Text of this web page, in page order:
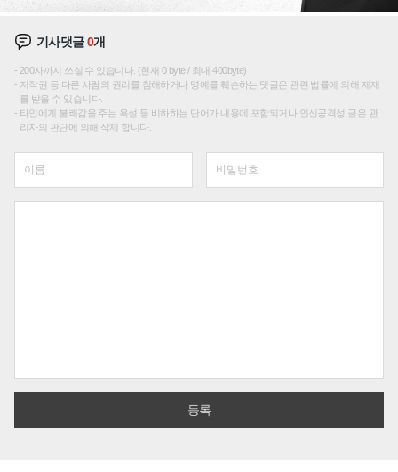
기사댓글0개
200자까지 쓰실 수 있습니다. (현재 0 byte / 최대 400byte)
저작권 등 다른 사람의 권리를 침해하거나 명예를 훼손하는 댓글은 관련 법률에 의해 제재
를 받을 수 있습니다.
타인에게 불쾌감을 주는 욕설 등 비하하는 단어가 내용에 포함되거나 인신공격성 글은 관
리자의 판단에 의해 삭제 합니다.